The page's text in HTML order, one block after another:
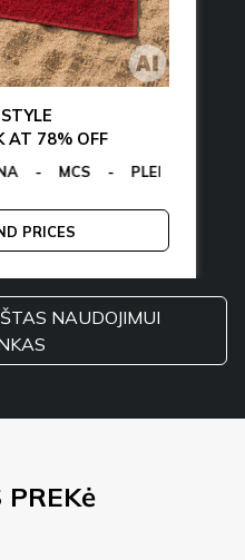
- GUESS - TOMMY
AT 78% OFF
MCS PLEIN SPORT
PRICES
NAUDOJIMUI
PREKė